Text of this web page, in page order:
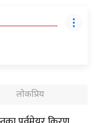
लोकप्रिय